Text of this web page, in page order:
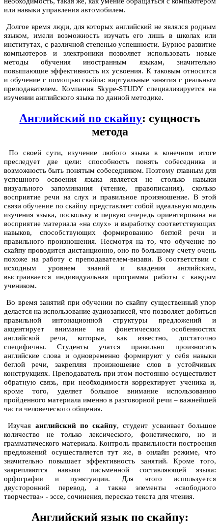
или навыки управления автомобилем.
Долгое время люди, для которых английский не являлся родным
языком, имели возможность изучать его лишь в школах или
институтах, с различной степенью успешности. Бурное развитие
компьютеров и электроники позволяет использовать новые
методы обучения иностранным языкам, значительно
повышающие эффективность их усвоения. К таковым относится
и обучение с помощью скайпа: виртуальные занятия с реальным
преподавателем. Компания Skype-STUDY специализируется на
изучении английского языка по данной методике.
Английский по скайпу: сущность
метода
По своей сути, изучение любого языка в конечном итоге
преследует две цели: способность понять собеседника и
возможность быть понятым собеседником. Поэтому главным для
успешного освоения языка является не столько навыки
визуального запоминания (чтение, правописания), сколько
восприятие речи на слух и правильное произношение. В этой
связи обучение по скайпу представляет собой идеальную модель
изучения языка, поскольку в первую очередь ориентирована на
восприятие материала «на слух» и выработку соответствующих
навыков, способствующих формированию беглой речи и
правильного произношения. Несмотря на то, что обучение по
скайпу проводится дистанционно, оно по большому счету очень
похоже на работу с преподавателем-визави. В соответствии с
исходным уровнем знаний и владения английским,
выстраивается индивидуальная программа работы с каждым
учеником.
Во время занятий при обучении по скайпу существенный упор
делается на использование аудиозаписей, что позволяет добиться
правильной интонационной структуры предложений и
акцентирует внимание на фонетических особенностях
английской речи, которые, как известно, достаточно
специфичны. Студенты учатся правильно произносить
английские слова и одновременно формируют у себя навыки
беглой речи, закрепляя произношение слов в устойчивых
конструкциях. Преподаватель при этом постоянно осуществляет
обратную связь, при необходимости корректирует ученика и,
кроме того, уделяет большое внимание использованию
пройденного материала именно в разговорной речи – важнейшей
части человеческого общения.
Изучая английский по скайпу, студент усваивает большое
количество не только лексического, фонетического, но и
грамматического материала. Контроль правильности построения
предложений осуществляется тут же, в онлайн режиме, что
значительно повышает эффективность занятий. Кроме того,
закрепляются навыки письменной составляющей языка:
орфографии и пунктуации. Для этого используется
двусторонний перевод, а также элементы «свободного
творчества» - эссе, сочинения, пересказ текста для чтения.
Английский язык по скайпу: